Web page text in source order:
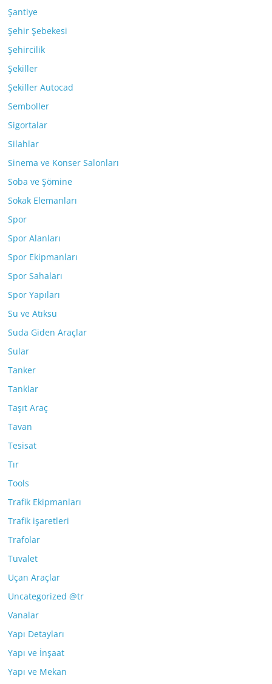
Şantiye
Şehir Şebekesi
Şehircilik
Şekiller
Şekiller Autocad
Semboller
Sigortalar
Silahlar
Sinema ve Konser Salonları
Soba ve Şömine
Sokak Elemanları
Spor
Spor Alanları
Spor Ekipmanları
Spor Sahaları
Spor Yapıları
Su ve Atıksu
Suda Giden Araçlar
Sular
Tanker
Tanklar
Taşıt Araç
Tavan
Tesisat
Tır
Tools
Trafik Ekipmanları
Trafik işaretleri
Trafolar
Tuvalet
Uçan Araçlar
Uncategorized @tr
Vanalar
Yapı Detayları
Yapı ve İnşaat
Yapı ve Mekan